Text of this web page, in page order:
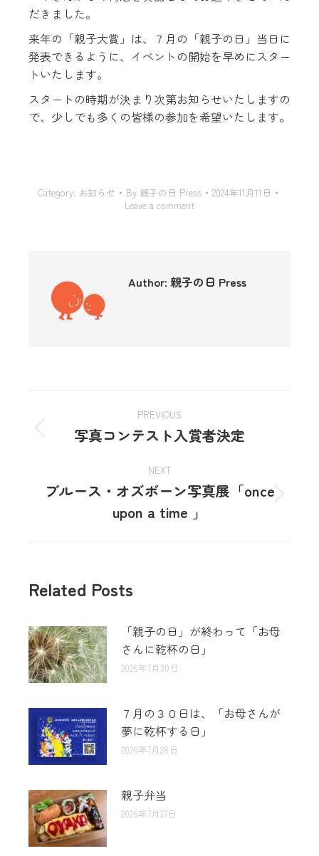
だきました。
来年の「親子大賞」は、７月の「親子の日」 当日に
発表できるように、 イベントの開始を早めにスター
トいたします。
スタートの時期が決まり次第お知らせいたしますの
で、 少しでも多くの皆様の参加を希望いたします。
Category: お知らせ By 親子の日 Press
2024年11月11日
Leave a comment
Author: 親子の日 Press
PREVIOUS
写真コンテスト入賞者決定
NEXT
ブルース・オズボーン写真展「once
upon a time 」
Related Posts
「親子の日」が終わって「お母
さんに乾杯の日」
2026年7月30日
７月の３０日は、「お母さんが
夢に乾杯する日」
2026年7月28日
親子弁当
2026年7月27日